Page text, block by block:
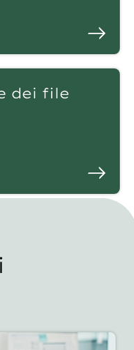
dei file